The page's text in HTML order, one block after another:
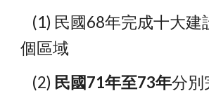
個區域
    (2)
民國71年至73年分別